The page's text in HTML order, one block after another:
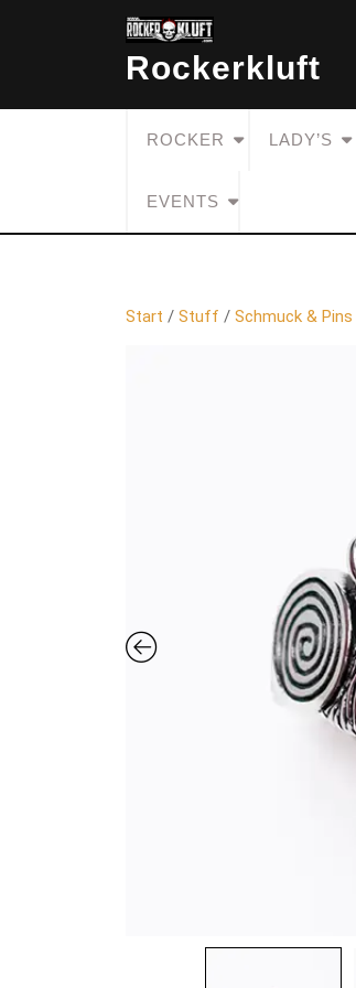
Rockerkluft
ROCKER LADY’S
EVENTS
Start / Stuff / Schmuck & Pins